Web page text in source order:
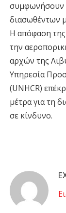
συμφωνήσουν
διασωθέντων
Η απόφαση
την
αρχών της
Υπηρεσία
(UNHCR)
μέτρα για τη
σε κίνδυνο.